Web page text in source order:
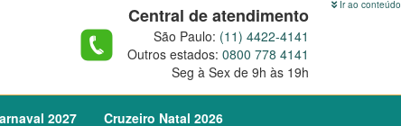
Ir ao conteúdo
Central de atendimento
São Paulo: (11) 4422-4141
Outros estados: 0800 778 4141
Seg à Sex de 9h às 19h
2027 Cruzeiro Natal 2026